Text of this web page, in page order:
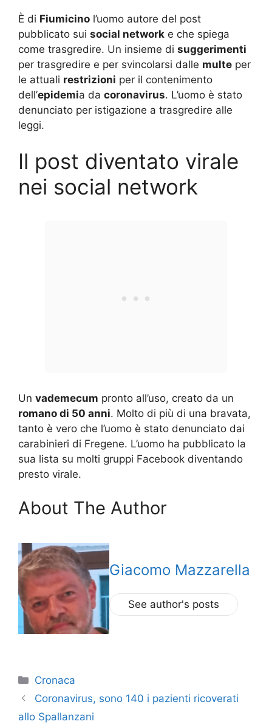
È di Fiumicino l’uomo autore del post
pubblicato sui social network e che spiega
come trasgredire. Un insieme di suggerimenti
per trasgredire e per svincolarsi dalle multe per
le attuali restrizioni per il contenimento
dell’epidemia da coronavirus. L’uomo è stato
denunciato per istigazione a trasgredire alle
leggi.
Il post diventato virale
nei social network
Un vademecum pronto all’uso, creato da un
romano di 50 anni. Molto di più di una bravata,
tanto è vero che l’uomo è stato denunciato dai
carabinieri di Fregene. L’uomo ha pubblicato la
sua lista su molti gruppi Facebook diventando
presto virale.
About The Author
Giacomo Mazzarella
See author's posts
Categorie
Cronaca
Coronavirus, sono 140 i pazienti ricoverati
allo Spallanzani